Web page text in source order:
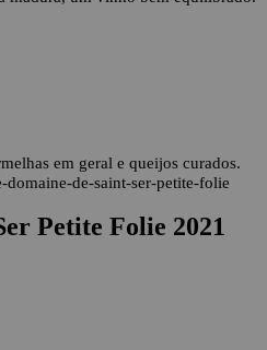
em geral e queijos curados.
Petite Folie 2021